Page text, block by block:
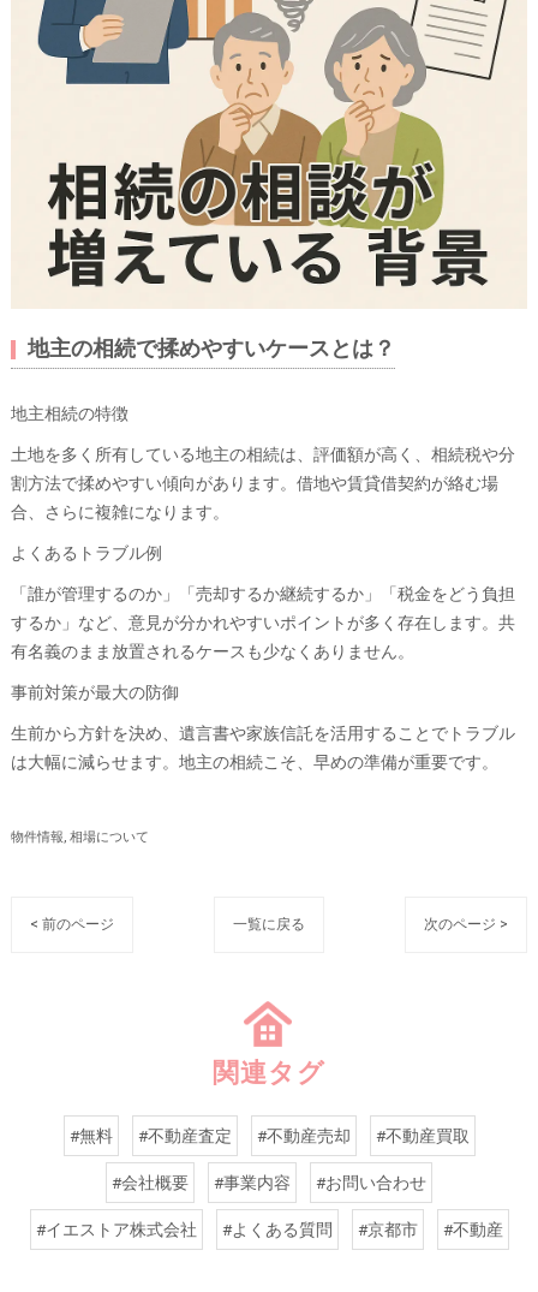
地主の相続で揉めやすいケースとは？
地主相続の特徴
土地を多く所有している地主の相続は、評価額が高く、相続税や分
割方法で揉めやすい傾向があります。借地や賃貸借契約が絡む場
合、さらに複雑になります。
よくあるトラブル例
「誰が管理するのか」「売却するか継続するか」「税金をどう負担
するか」など、意見が分かれやすいポイントが多く存在します。共
有名義のまま放置されるケースも少なくありません。
事前対策が最大の防御
生前から方針を決め、遺言書や家族信託を活用することでトラブル
は大幅に減らせます。地主の相続こそ、早めの準備が重要です。
物件情報 相場について
< 前のページ 一覧に戻る 次のページ >
関連タグ
#無料 #不動産査定 #不動産売却 #不動産買取
#会社概要 #事業内容 #お問い合わせ
#イエストア株式会社 #よくある質問 #京都市 #不動産